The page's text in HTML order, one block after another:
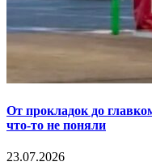
От прокладок до
что-то не поняли
23.07.2026